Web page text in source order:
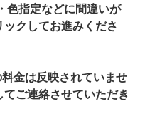
色指定などに間違いが
クしてお進みくださ
金は反映されていませ
ご連絡させていただき